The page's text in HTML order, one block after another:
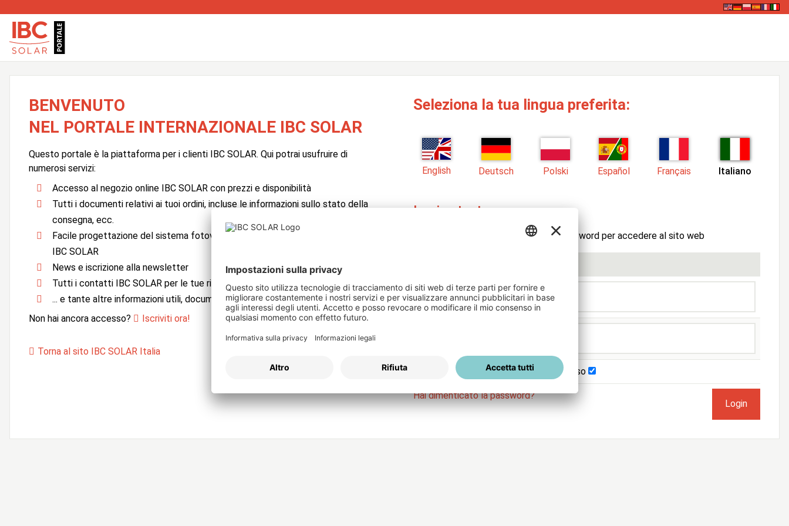
BENVENUTO
NEL PORTALE INTERNAZIONALE IBC SOLAR
Questo portale è la piattaforma per i clienti IBC SOLAR. Qui potrai usufruire di
numerosi servizi:
Accesso al negozio online IBC SOLAR con prezzi e disponibilità
Tutti i documenti relativi ai tuoi ordini, incluse le informazioni sullo stato della
consegna, ecc.
Facile progettazione del sistema fotovoltaico con il software PV Manager di
IBC SOLAR
News e iscrizione alla newsletter
Tutti i contatti IBC SOLAR per le tue richieste
... e tante altre informazioni utili, documentazione e servizi
Non hai ancora accesso?
Iscriviti ora!
Torna al sito IBC SOLAR Italia
Seleziona la tua lingua preferita:
English Deutsch Polski Español Français Italiano
Login utente
Inserisci qui il tuo nome utente e la password per accedere al sito web
Nome Utente
Rimani connesso
Hai dimenticato la password?